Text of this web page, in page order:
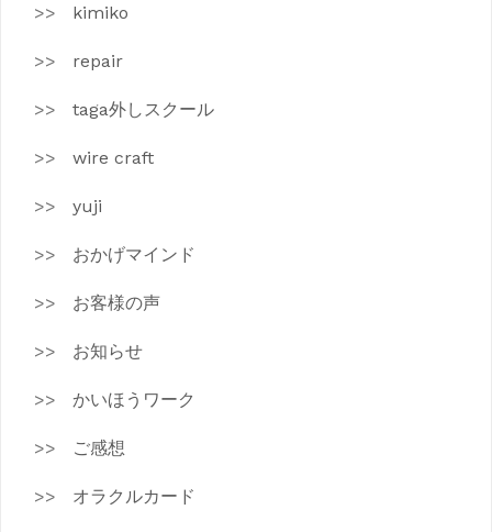
kimiko
repair
taga外しスクール
wire craft
yuji
おかげマインド
お客様の声
お知らせ
かいほうワーク
ご感想
オラクルカード